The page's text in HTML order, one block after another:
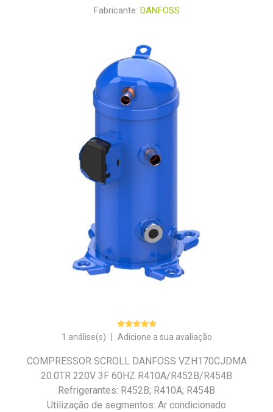
Fabricante: DANFOSS
1 análise(s) Adicione a sua avaliação
COMPRESSOR SCROLL DANFOSS VZH170CJDMA
20.0TR 220V 3F 60HZ R410A/R452B/R454B
Refrigerantes: R452B; R410A; R454B
Utilização de segmentos: Ar condicionado